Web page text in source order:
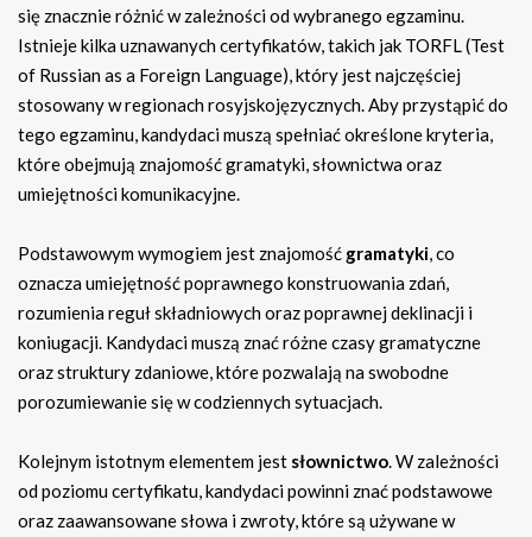
się znacznie różnić w zależności od wybranego egzaminu.
Istnieje kilka uznawanych certyfikatów, takich jak TORFL (Test
of Russian as a Foreign Language), który jest najczęściej
stosowany w regionach rosyjskojęzycznych. Aby przystąpić do
tego egzaminu, kandydaci muszą spełniać określone kryteria,
które obejmują znajomość gramatyki, słownictwa oraz
umiejętności komunikacyjne.
Podstawowym wymogiem jest znajomość gramatyki, co
oznacza umiejętność poprawnego konstruowania zdań,
rozumienia reguł składniowych oraz poprawnej deklinacji i
koniugacji. Kandydaci muszą znać różne czasy gramatyczne
oraz struktury zdaniowe, które pozwalają na swobodne
porozumiewanie się w codziennych sytuacjach.
Kolejnym istotnym elementem jest słownictwo. W zależności
od poziomu certyfikatu, kandydaci powinni znać podstawowe
oraz zaawansowane słowa i zwroty, które są używane w